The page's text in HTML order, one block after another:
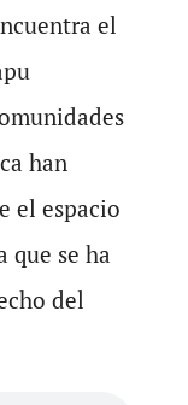
el
han
el espacio
que se ha
del